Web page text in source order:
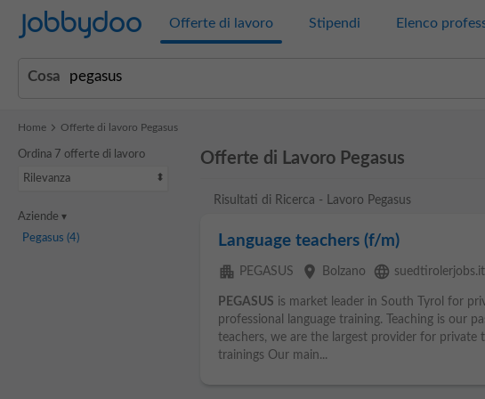
Jobbydoo Offerte di lavoro Stipendi Elenco
Cosa
Home Offerte di lavoro Pegasus
Ordina 7 offerte di lavoro
Rilevanza
Aziende
Pegasus (4)
Offerte di Lavoro Pegasus
Risultati di Ricerca - Lavoro Pegasus
Language teachers (f/m)
apartment PEGASUS place Bolzano language suedtirolerjobs.it
PEGASUS is market leader in South Tyrol for
professional language training. Teaching is our
teachers, we are the largest provider for private
trainings Our main...